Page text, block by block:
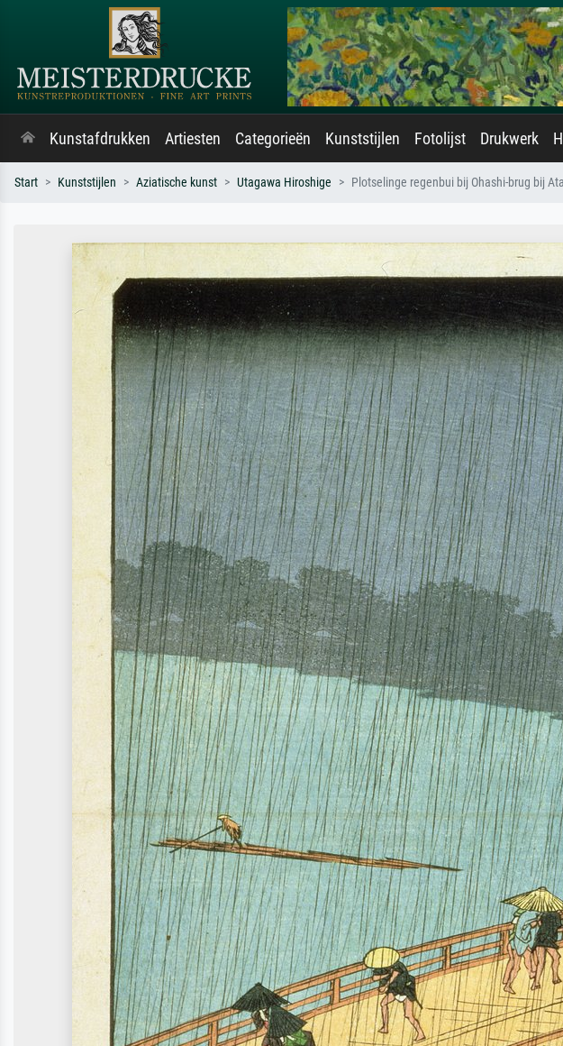
Kunstafdrukken Artiesten Categorieën Kunststijlen Fotolijst Drukwerk
Start Kunststijlen Aziatische kunst Utagawa Hiroshige Plotselinge regenbui bij Ohashi-brug bij